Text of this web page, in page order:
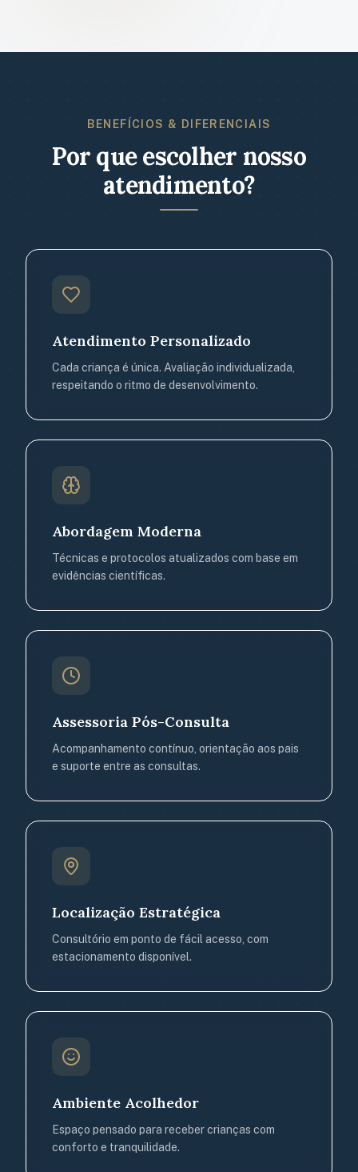
BENEFÍCIOS & DIFERENCIAIS
Por que escolher nosso
atendimento?
Atendimento Personalizado
Cada criança é única. Avaliação individualizada,
respeitando o ritmo de desenvolvimento.
Abordagem Moderna
Técnicas e protocolos atualizados com base em
evidências científicas.
Assessoria Pós-Consulta
Acompanhamento contínuo, orientação aos pais
e suporte entre as consultas.
Localização Estratégica
Consultório em ponto de fácil acesso, com
estacionamento disponível.
Ambiente Acolhedor
Espaço pensado para receber crianças com
conforto e tranquilidade.